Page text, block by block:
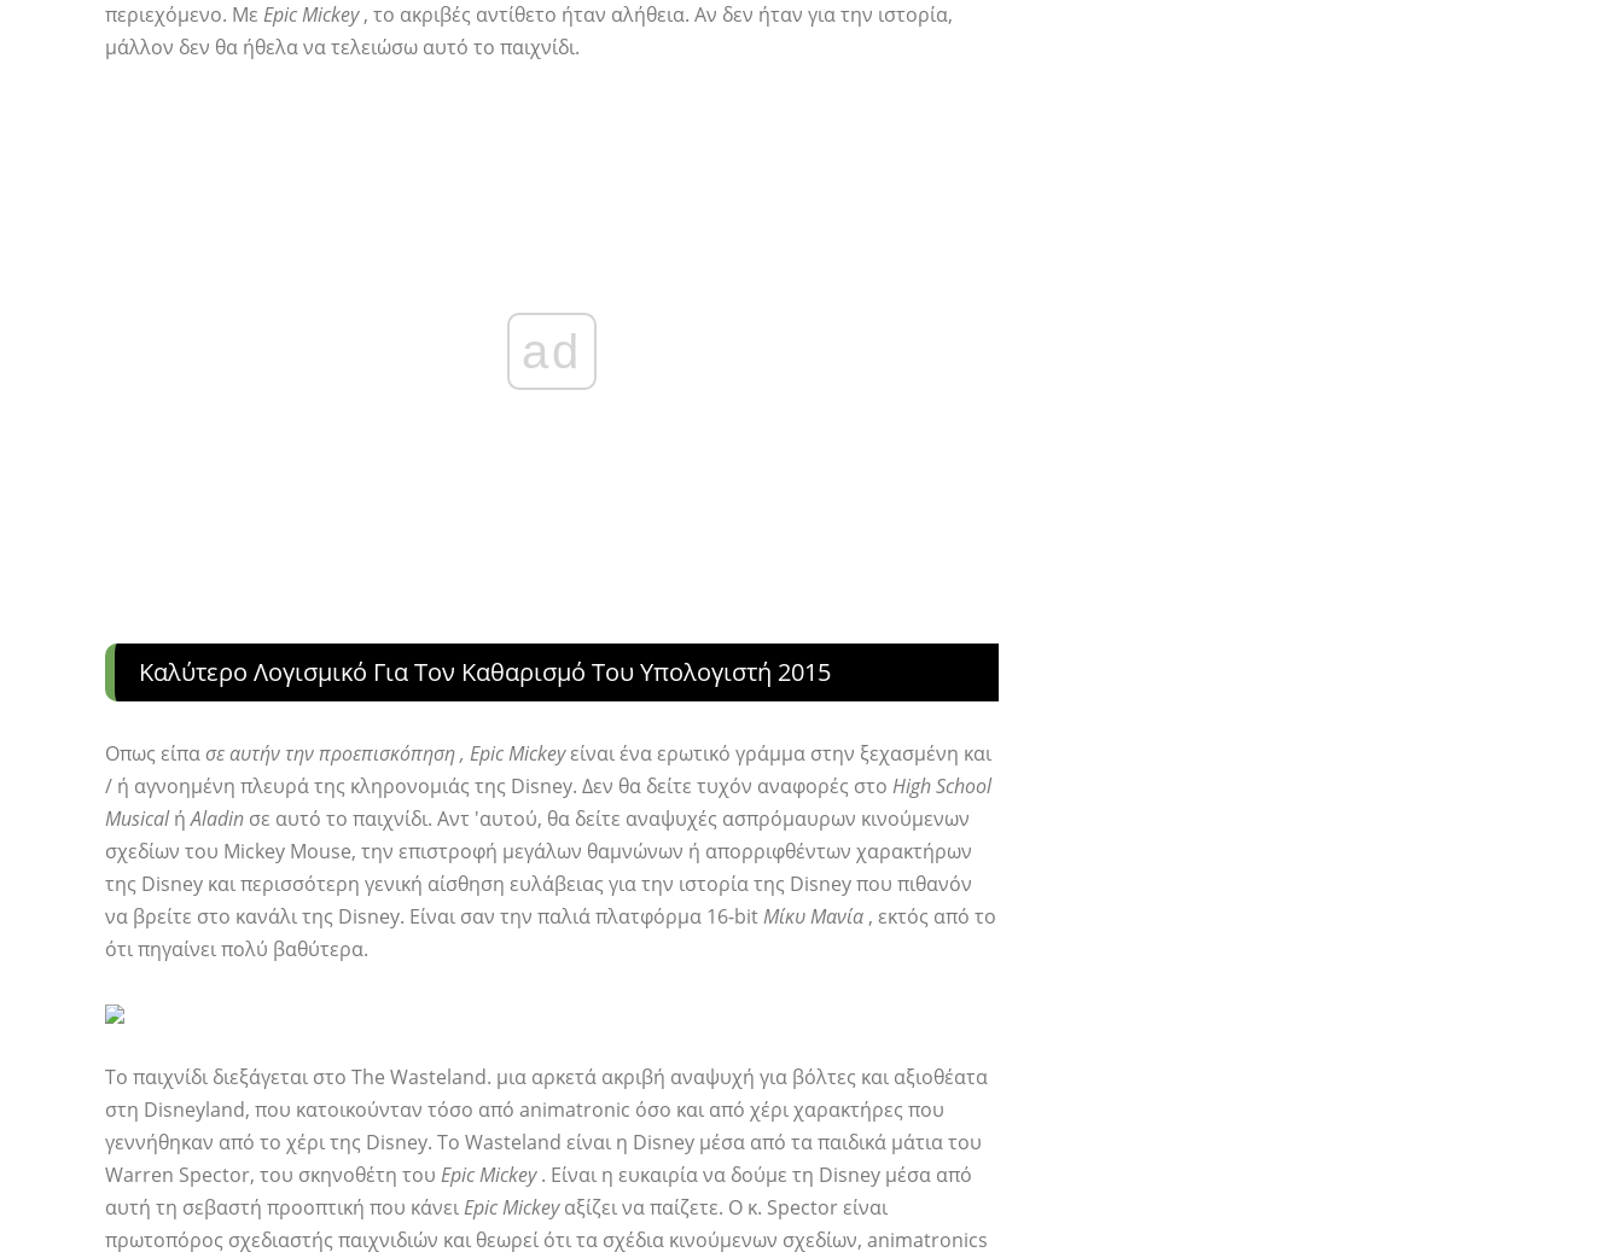
περιεχόμενο. Με Epic Mickey, το ακριβές αντίθετο ήταν αλήθεια. Αν δεν ήταν για την ιστορία,
μάλλον δεν θα ήθελα να τελειώσω αυτό το παιχνίδι.
ad
Καλύτερο Λογισμικό Για Τον Καθαρισμό Του Υπολογιστή 2015
Οπως είπασε αυτήν την προεπισκόπηση, Epic Mickeyείναι ένα ερωτικό γράμμα στην ξεχασμένη και
/ ή αγνοημένη πλευρά της κληρονομιάς της Disney. Δεν θα δείτε τυχόν αναφορές στο High School
MusicalήAladin σε αυτό το παιχνίδι. Αντ 'αυτού, θα δείτε αναψυχές ασπρόμαυρων κινούμενων
σχεδίων του Mickey Mouse, την επιστροφή μεγάλων θαμνώνων ή απορριφθέντων χαρακτήρων
της Disney και περισσότερη γενική αίσθηση ευλάβειας για την ιστορία της Disney που πιθανόν
να βρείτε στο κανάλι της Disney. Είναι σαν την παλιά πλατφόρμα 16-bitΜίκυ Μανία , εκτός από το
ότι πηγαίνει πολύ βαθύτερα.
Το παιχνίδι διεξάγεται στο The Wasteland. μια αρκετά ακριβή αναψυχή για βόλτες και αξιοθέατα
στη Disneyland, που κατοικούνταν τόσο από animatronic όσο και από χέρι χαρακτήρες που
γεννήθηκαν από το χέρι της Disney. Το Wasteland είναι η Disney μέσα από τα παιδικά μάτια του
Warren Spector, του σκηνοθέτη του Epic Mickey. Είναι η ευκαιρία να δούμε τη Disney μέσα από
αυτή τη σεβαστή προοπτική που κάνειEpic Mickeyαξίζει να παίζετε. Ο κ. Spector είναι
πρωτοπόρος σχεδιαστής παιχνιδιών και θεωρεί ότι τα σχέδια κινούμενων σχεδίων, animatronics